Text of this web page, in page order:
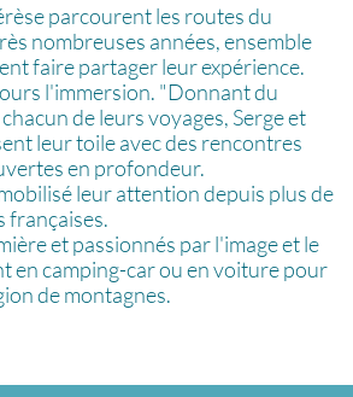
parcourent les routes du
nombreuses années, ensemble
faire partager leur expérience.
l'immersion. "Donnant du
de leurs voyages, Serge et
leur toile avec des rencontres
en profondeur.
leur attention depuis plus de
françaises.
et passionnés par l'image et le
en camping-car ou en voiture pour
de montagnes.